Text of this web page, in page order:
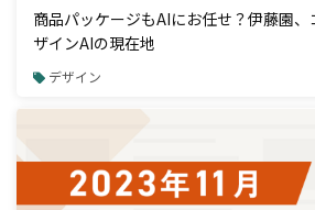
商品パッケージもAIにお任せ？伊藤園
ザインAIの現在地
デザイン